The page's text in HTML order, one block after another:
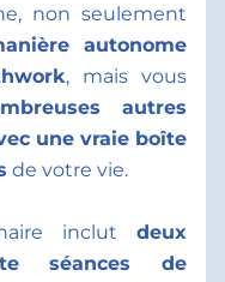
non seulement
autonome
, mais vous
autres
une vraie boîte
de votre vie.
inclut deux
séances de